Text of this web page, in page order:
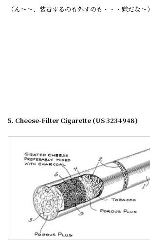
（ん〜〜、装着するのも外すのも・・・嫌だな〜）
5. Cheese-Filter Cigarette (US 3234948)